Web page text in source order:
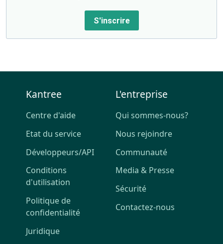
S'inscrire
Kantree
Centre d'aide
Etat du service
Développeurs/API
Conditions
d'utilisation
Politique de
confidentialité
Juridique
L'entreprise
Qui sommes-nous?
Nous rejoindre
Communauté
Media & Presse
Sécurité
Contactez-nous